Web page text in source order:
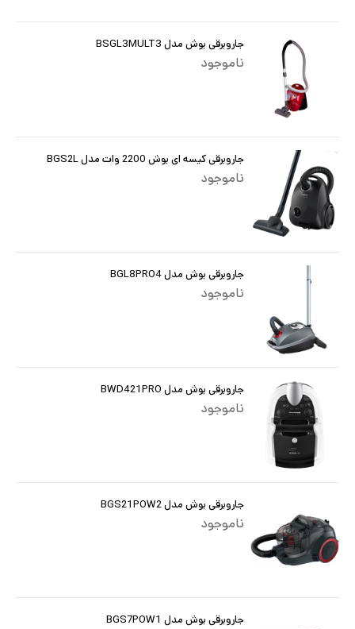
جاروبرقی بوش مدل BSGL3MULT3
ناموجود
جاروبرقی کیسه ای بوش 2200 وات مدل BGS2L
ناموجود
جاروبرقی بوش مدل BGL8PRO4
ناموجود
جاروبرقی بوش مدل BWD421PRO
ناموجود
جاروبرقی بوش مدل BGS21POW2
ناموجود
جاروبرقی بوش مدل BGS7POW1